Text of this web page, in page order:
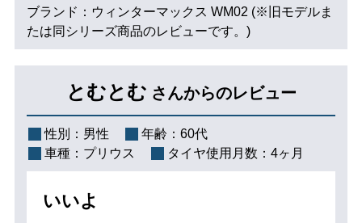
ブランド：ウィンターマックス WM02 (※旧モデルま
たは同シリーズ商品のレビューです。)
とむとむ さんからのレビュー
性別： 男性 年齢： 60代
車種： プリウス タイヤ使用月数： 4ヶ月
いいよ